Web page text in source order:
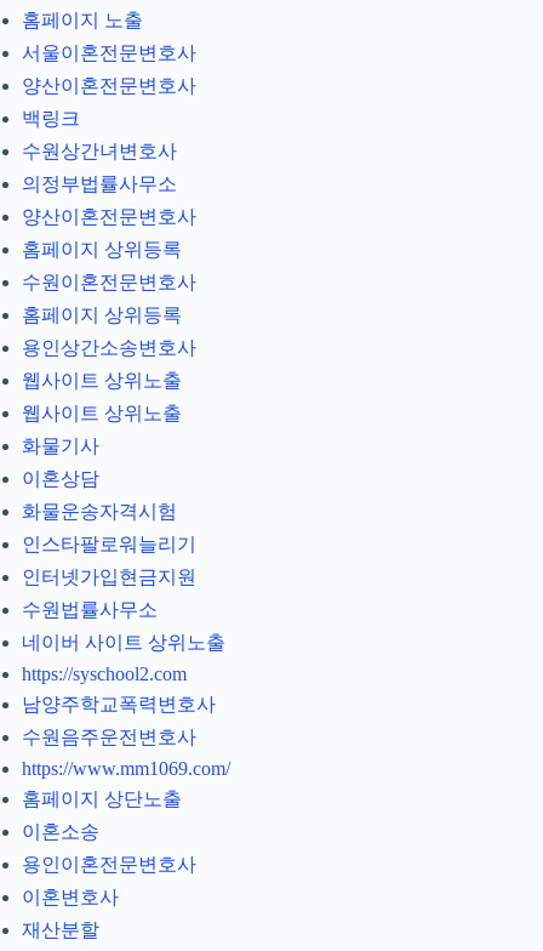
홈페이지 노출
서울이혼전문변호사
양산이혼전문변호사
백링크
수원상간녀변호사
의정부법률사무소
양산이혼전문변호사
홈페이지 상위등록
수원이혼전문변호사
홈페이지 상위등록
용인상간소송변호사
웹사이트 상위노출
웹사이트 상위노출
화물기사
이혼상담
화물운송자격시험
인스타팔로워늘리기
인터넷가입현금지원
수원법률사무소
네이버 사이트 상위노출
https://syschool2.com
남양주학교폭력변호사
수원음주운전변호사
https://www.mm1069.com/
홈페이지 상단노출
이혼소송
용인이혼전문변호사
이혼변호사
재산분할